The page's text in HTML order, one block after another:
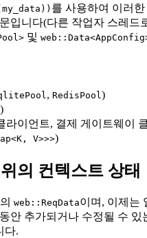
를 사용하여 이러
입니다(다른 작업자 스레드
및
, RedisPool)
)
라이언트, 결제 게이트웨이
V>>>)
의 컨텍스트 상태
web::ReqData이며, 이제는
안 추가되거나 수정될 수
다.